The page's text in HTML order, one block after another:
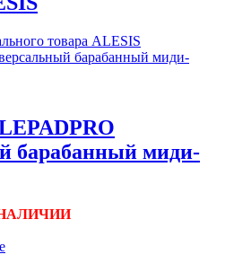
барабанный миди-